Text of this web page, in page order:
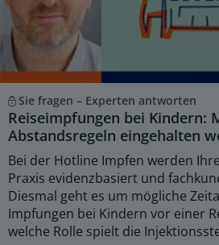
Sie fragen – Experten antworten
Reiseimpfungen bei Kindern:
Abstandsregeln eingehalten
Bei der Hotline Impfen werden
Praxis evidenzbasiert und
Diesmal geht es um mögliche
Impfungen bei Kindern vor einer
welche Rolle spielt die